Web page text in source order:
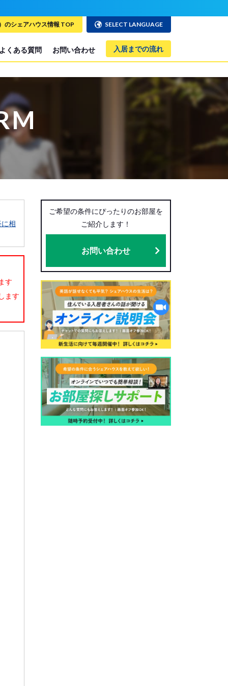
くある質問 お問い合わせ 入居までの流れ
のシェアハウス情報 TOP SELECT LANGUAGE
相
す
ます
ご希望の条件にぴったりのお部屋を
ご紹介します！
お問い合わせ